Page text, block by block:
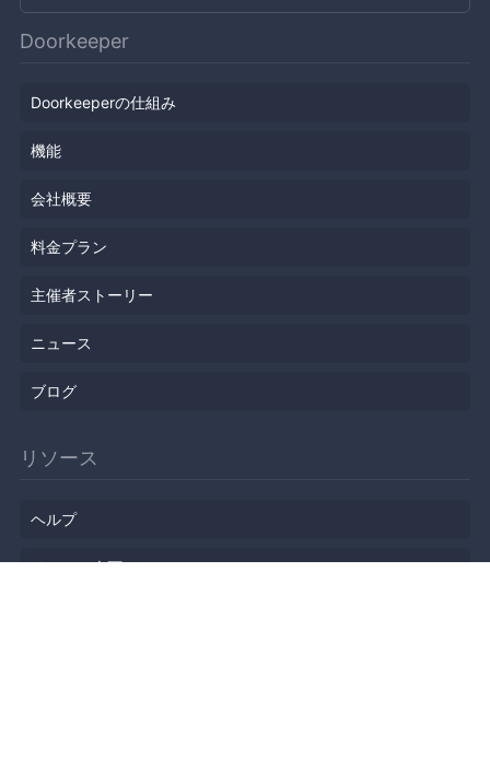
Doorkeeper
Doorkeeperの仕組み
機能
会社概要
料金プラン
主催者ストーリー
ニュース
ブログ
リソース
ヘルプ
イベント企画